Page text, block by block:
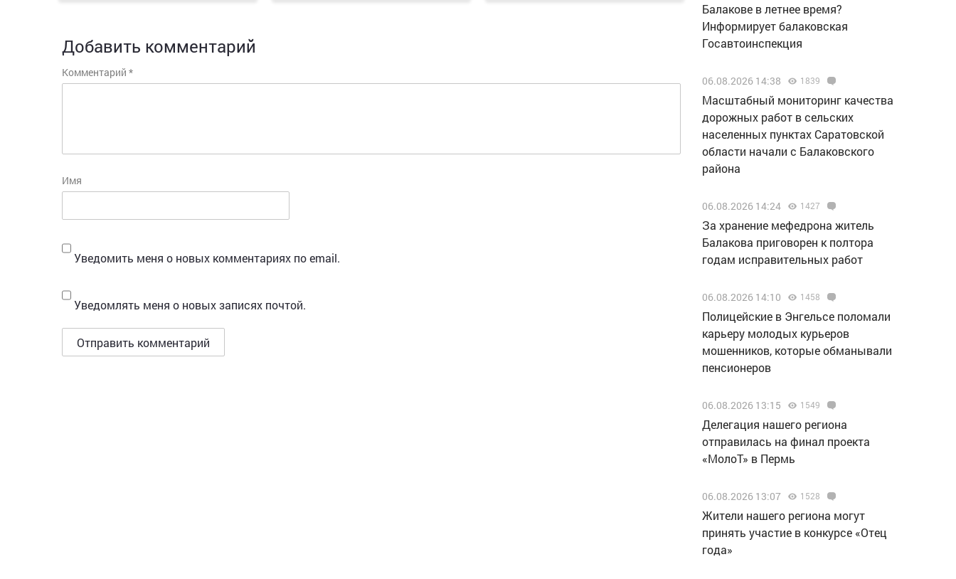
Добавить комментарий
Комментарий *
Имя
Уведомить меня о новых комментариях по email.
Уведомлять меня о новых записях почтой.
Балакове в летнее время?
Информирует балаковская
Госавтоинспекция
06.08.2026 14:38 1839
Масштабный мониторинг качества
дорожных работ в сельских
населенных пунктах Саратовской
области начали с Балаковского
района
06.08.2026 14:24 1427
За хранение мефедрона житель
Балакова приговорен к полтора
годам исправительных работ
06.08.2026 14:10 1458
Полицейские в Энгельсе поломали
карьеру молодых курьеров
мошенников, которые обманывали
пенсионеров
06.08.2026 13:15 1549
Делегация нашего региона
отправилась на финал проекта
«МолоТ» в Пермь
06.08.2026 13:07 1528
Жители нашего региона могут
принять участие в конкурсе «Отец
года»